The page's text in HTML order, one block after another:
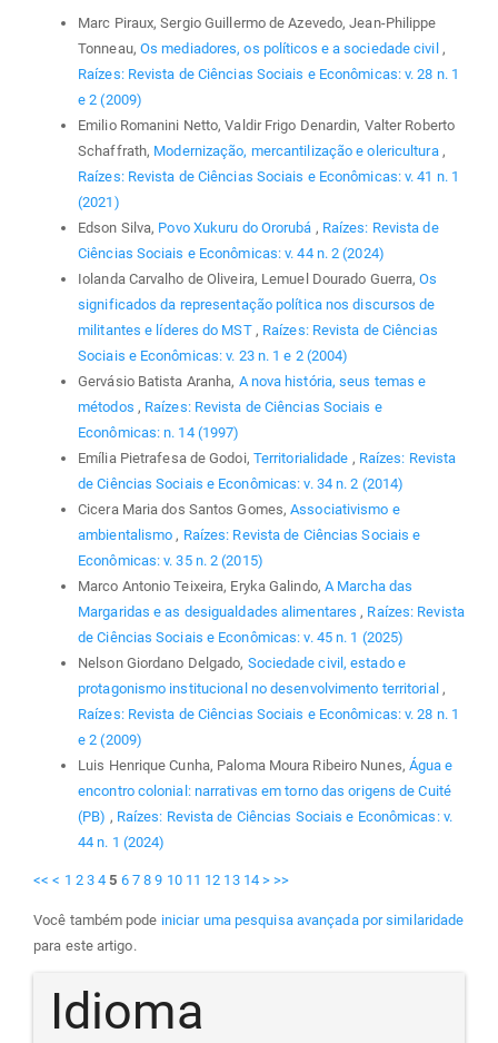
Marc Piraux, Sergio Guillermo de Azevedo, Jean-Philippe
Tonneau, Os mediadores, os políticos e a sociedade civil ,
Raízes: Revista de Ciências Sociais e Econômicas: v. 28 n. 1
e 2 (2009)
Emilio Romanini Netto, Valdir Frigo Denardin, Valter Roberto
Schaffrath, Modernização, mercantilização e olericultura ,
Raízes: Revista de Ciências Sociais e Econômicas: v. 41 n. 1
(2021)
Edson Silva, Povo Xukuru do Ororubá , Raízes: Revista de
Ciências Sociais e Econômicas: v. 44 n. 2 (2024)
Iolanda Carvalho de Oliveira, Lemuel Dourado Guerra,Os
significados da representação política nos discursos de
militantes e líderes do MST , Raízes: Revista de Ciências
Sociais e Econômicas: v. 23 n. 1 e 2 (2004)
Gervásio Batista Aranha, A nova história, seus temas e
métodos , Raízes: Revista de Ciências Sociais e
Econômicas: n. 14 (1997)
Emília Pietrafesa de Godoi, Territorialidade , Raízes: Revista
de Ciências Sociais e Econômicas: v. 34 n. 2 (2014)
Cicera Maria dos Santos Gomes,Associativismo e
ambientalismo , Raízes: Revista de Ciências Sociais e
Econômicas: v. 35 n. 2 (2015)
Marco Antonio Teixeira, Eryka Galindo, A Marcha das
Margaridas e as desigualdades alimentares , Raízes: Revista
de Ciências Sociais e Econômicas: v. 45 n. 1 (2025)
Nelson Giordano Delgado, Sociedade civil, estado e
protagonismo institucional no desenvolvimento territorial ,
Raízes: Revista de Ciências Sociais e Econômicas: v. 28 n. 1
e 2 (2009)
Luis Henrique Cunha, Paloma Moura Ribeiro Nunes, Água e
encontro colonial: narrativas em torno das origens de Cuité
(PB) , Raízes: Revista de Ciências Sociais e Econômicas: v.
44 n. 1 (2024)
<< < 1 2 3 4 5 6 7 8 9 10 11 12 13 14 > >>
Você também pode iniciar uma pesquisa avançada por similaridade
para este artigo.
Idioma